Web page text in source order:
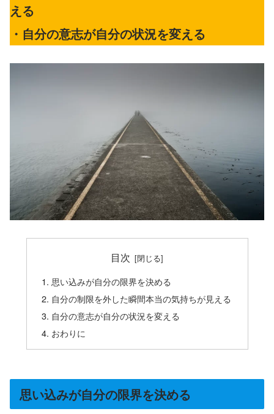
える
・自分の意志が自分の状況を変える
目次
思い込みが自分の限界を決める
自分の制限を外した瞬間本当の気持ちが見える
自分の意志が自分の状況を変える
おわりに
思い込みが自分の限界を決める